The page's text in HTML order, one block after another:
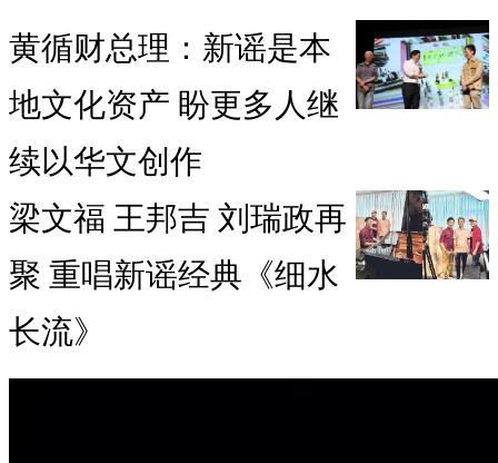
黄循财总理：新谣是本
地文化资产 盼更多人继
续以华文创作
梁文福 王邦吉 刘瑞政再
聚 重唱新谣经典《细水
长流》